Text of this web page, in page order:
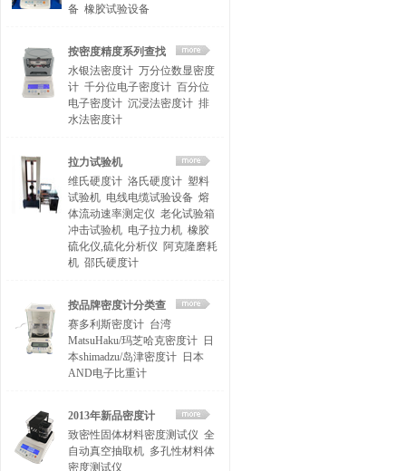
备 橡胶试验设备
按密度精度系列查找
水银法密度计 万分位数显密度
计 千分位电子密度计 百分位
电子密度计 沉浸法密度计 排
水法密度计
拉力试验机
维氏硬度计 洛氏硬度计 塑料
试验机 电线电缆试验设备 熔
体流动速率测定仪 老化试验箱
冲击试验机 电子拉力机 橡胶
硫化仪,硫化分析仪 阿克隆磨耗
机 邵氏硬度计
按品牌密度计分类查
找
赛多利斯密度计 台湾
MatsuHaku/玛芝哈克密度计 日
本shimadzu/岛津密度计 日本
AND电子比重计
2013年新品密度计
致密性固体材料密度测试仪 全
自动真空抽取机 多孔性材料体
密度测试仪